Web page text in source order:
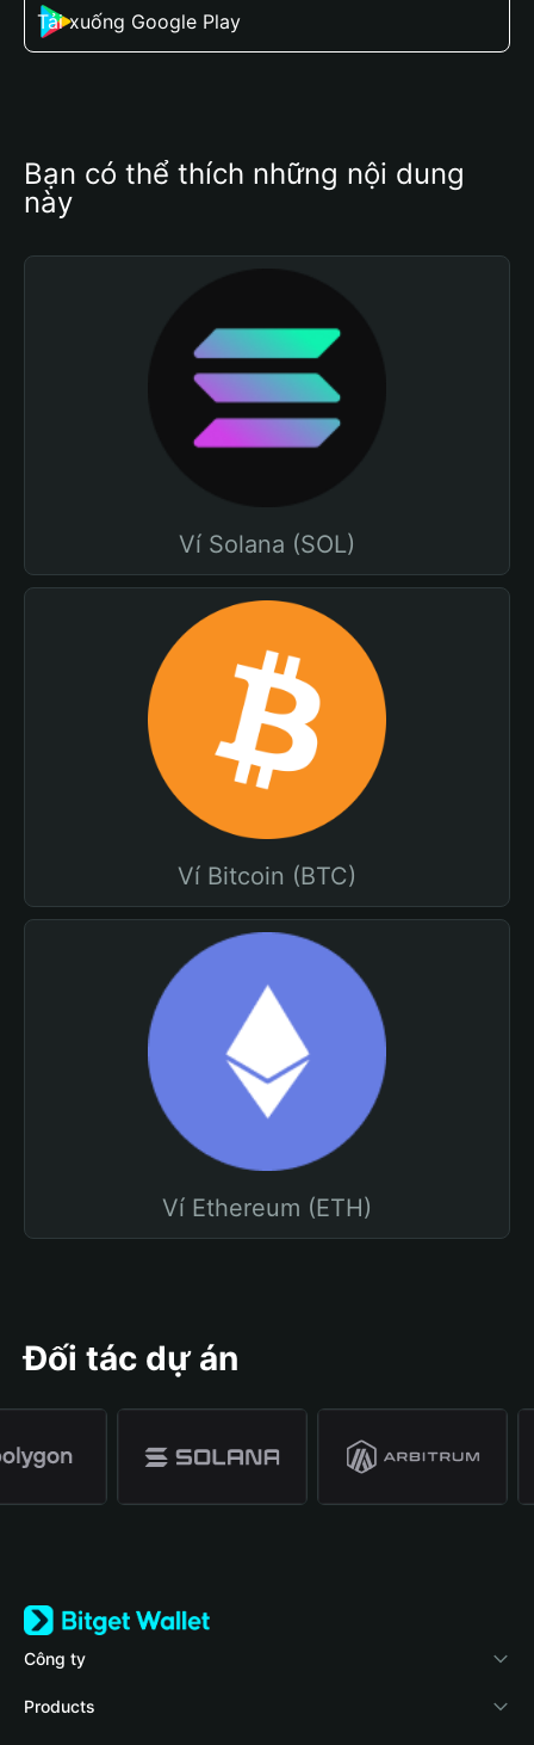
Tải xuống Google Play
Bạn có thể thích những nội dung
này
Ví Solana (SOL)
Ví Bitcoin (BTC)
Ví Ethereum (ETH)
Đối tác dự án
Công ty
Về Bitget Wallet
Products